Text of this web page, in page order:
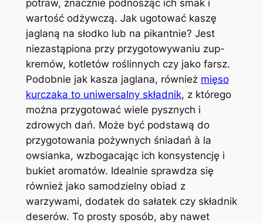
potraw, znacznie podnosząc ich smak i
wartość odżywczą. Jak ugotować kaszę
jaglaną na słodko lub na pikantnie? Jest
niezastąpiona przy przygotowywaniu zup-
kremów, kotletów roślinnych czy jako farsz.
Podobnie jak kasza jaglana, również mięso
kurczaka to uniwersalny składnik, z którego
można przygotować wiele pysznych i
zdrowych dań. Może być podstawą do
przygotowania pożywnych śniadań à la
owsianka, wzbogacając ich konsystencję i
bukiet aromatów. Idealnie sprawdza się
również jako samodzielny obiad z
warzywami, dodatek do sałatek czy składnik
deserów. To prosty sposób, aby nawet